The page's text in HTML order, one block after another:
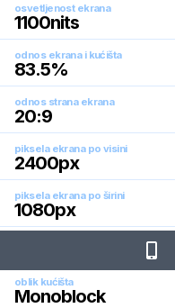
osvetljenost ekrana
1100nits
odnos ekrana i kućišta
83.5%
odnos strana ekrana
20:9
piksela ekrana po visini
2400px
piksela ekrana po širini
1080px
oblik kućišta
Monoblock